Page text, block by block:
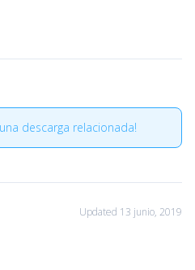
descarga relacionada!
Updated 13 junio, 2019